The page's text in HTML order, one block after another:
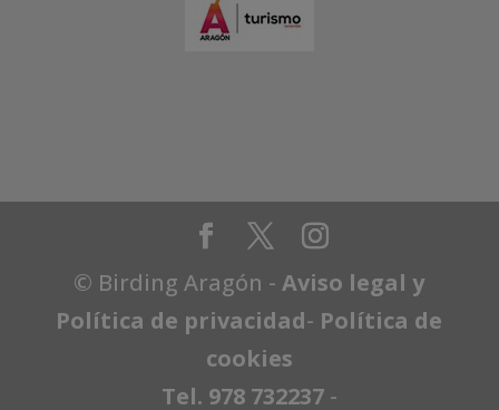
© Birding Aragón -Aviso legal y
Política de privacidad- Política de
cookies
Tel. 978 732237 -